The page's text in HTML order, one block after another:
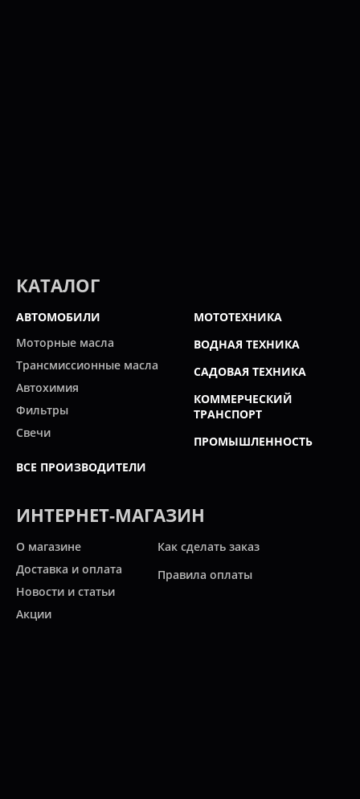
КАТАЛОГ
АВТОМОБИЛИ
Моторные масла
Трансмиссионные масла
Автохимия
Фильтры
Свечи
ВСЕ ПРОИЗВОДИТЕЛИ
МОТОТЕХНИКА
ВОДНАЯ ТЕХНИКА
САДОВАЯ ТЕХНИКА
КОММЕРЧЕСКИЙ
ТРАНСПОРТ
ПРОМЫШЛЕННОСТЬ
ИНТЕРНЕТ-МАГАЗИН
О магазине
Доставка и оплата
Новости и статьи
Акции
Как сделать заказ
Правила оплаты